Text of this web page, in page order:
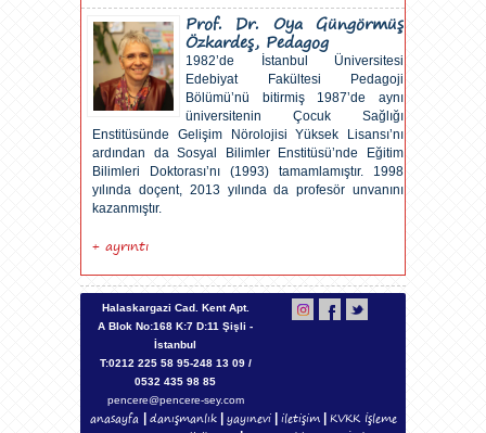
Prof. Dr. Oya Güngörmüş
Özkardeş, Pedagog
1982’de İstanbul Üniversitesi
Edebiyat Fakültesi Pedagoji
Bölümü’nü bitirmiş 1987’de aynı
üniversitenin Çocuk Sağlığı
Enstitüsünde Gelişim Nörolojisi Yüksek Lisansı’nı
ardından da Sosyal Bilimler Enstitüsü’nde Eğitim
Bilimleri Doktorası’nı (1993) tamamlamıştır. 1998
yılında doçent, 2013 yılında da profesör unvanını
kazanmıştır.
+ ayrıntı
Halaskargazi Cad. Kent Apt.
A Blok No:168 K:7 D:11 Şişli -
İstanbul
T:0212225 58 95-248 13 09 /
0532 435 98 85
pencere@pencere-sey.com
anasayfa danışmanlık| yayınevi| iletişim| KVKK İşleme